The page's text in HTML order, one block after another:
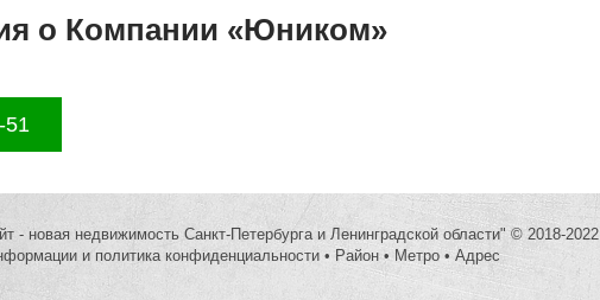
о Компании «Юником»
51
- новая недвижимость Санкт-Петербурга и Ленинградской области" © 2018-2022
и политика конфиденциальности • Район • Метро • Адрес